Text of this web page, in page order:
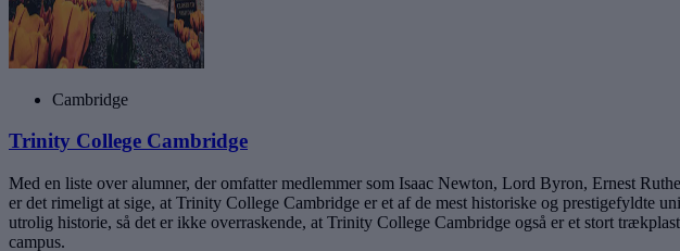
Cambridge
Trinity College Cambridge
Med en liste over alumner, der omfatter medlemmer som Isaac Newton, Lord Byron, Ernest
er det rimeligt at sige, at Trinity College Cambridge er et af de mest historiske og prestigefyldte
utrolig historie, så det er ikke overraskende, at Trinity College Cambridge også er et stort
campus.